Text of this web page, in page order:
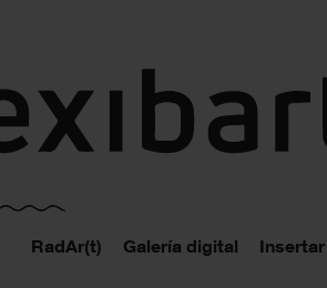
RadAr(t) Galería digital